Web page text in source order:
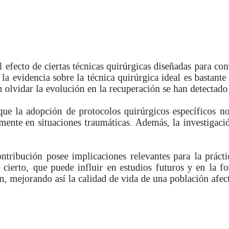
de ciertas técnicas quirúrgicas diseñadas para
evidencia sobre la técnica quirúrgica ideal es
la evolución en la recuperación se han
la adopción de protocolos quirúrgicos específicos
en situaciones traumáticas. Además, la
posee implicaciones relevantes para la
que puede influir en estudios futuros y en la
mejorando así la calidad de vida de una población
de cadera en pacientes geriátricos: